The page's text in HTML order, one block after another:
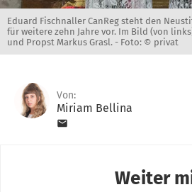
Eduard Fischnaller CanReg steht den
für weitere zehn Jahre vor. Im Bild (von
und Propst Markus Grasl. - Foto: © privat
Von:
Miriam Bellina